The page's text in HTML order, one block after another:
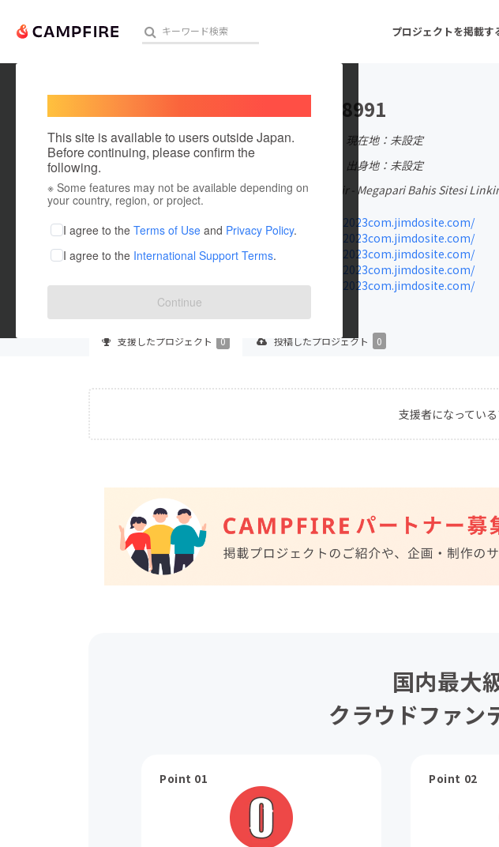
プロジェクトを掲載す
人気のプロジェクト 注目のリターン 注目の新着プ
アート・写真 音楽
テクノロジー・ガジェット
ゲーム・サービス開発
映像・映画
書籍・雑誌出版
ビジネス・起業
チャレンジ
まちづくり・地域活性化
This site is available to users outside Japan.
Before continuing, please confirm the
following.
※ Some features may not be available depending on
your country, region, or project.
I agree to the Terms of Use and Privacy Policy.
I agree to the International Support Terms.
Continue
numai88991
在住国：日本
現在地：未設定
出身地：未設定
megapari indir - Megapari Bahis Sitesi
megapari2023com.jimdosite.com/
megapari2023com.jimdosite.com/
megapari2023com.jimdosite.com/
megapari2023com.jimdosite.com/
megapari2023com.jimdosite.com/
支援したプロジェクト 0 投稿したプロジェクト 0
支援者になってい
国内最大
クラウドファン
Point 01 Point 02